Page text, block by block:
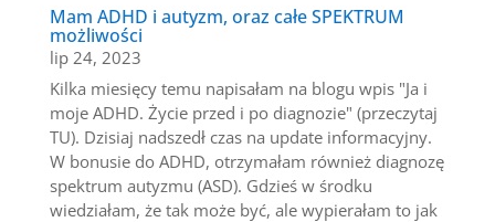
Mam ADHD i autyzm, oraz całe SPEKTRUM
możliwości
lip 24, 2023
Kilka miesięcy temu napisałam na blogu wpis "Ja i
moje ADHD. Życie przed i po diagnozie" (przeczytaj
TU). Dzisiaj nadszedł czas na update informacyjny.
W bonusie do ADHD, otrzymałam również diagnozę
spektrum autyzmu (ASD). Gdzieś w środku
wiedziałam, że tak może być, ale wypierałam to jak